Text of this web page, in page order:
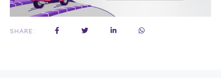
SHARE: